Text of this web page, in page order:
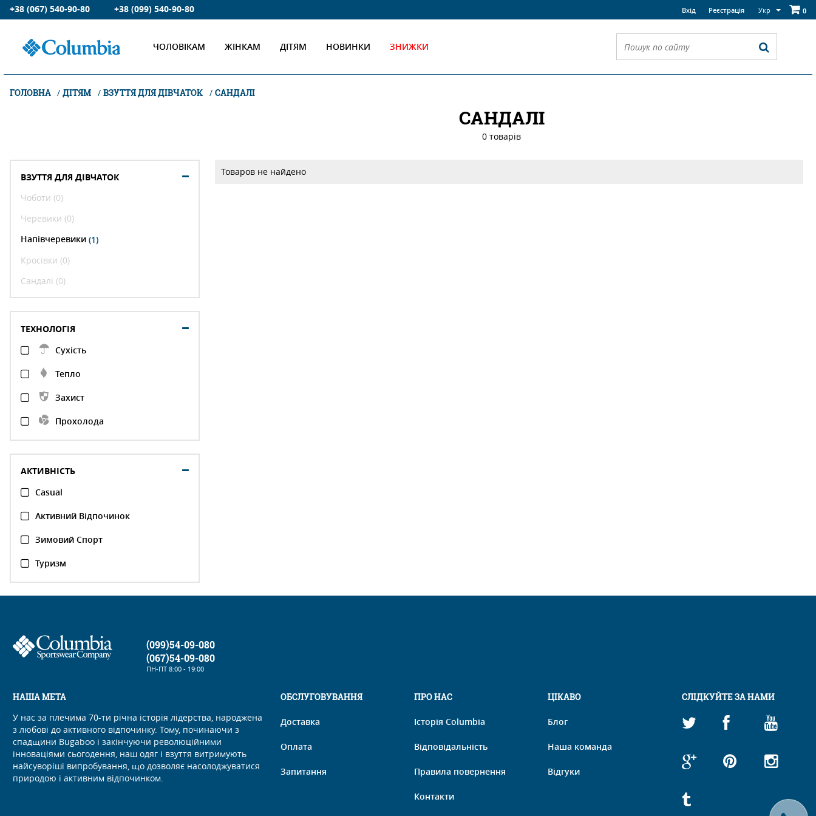
+38 (067) 540-90-80 +38 (099) 540-90-80 Вхід Реєстрація Укр 0
ЧОЛОВІКАМ ЖІНКАМ ДІТЯМ НОВИНКИ ЗНИЖКИ
ГОЛОВНА ДІТЯМ ВЗУТТЯ ДЛЯ ДІВЧАТОК САНДАЛІ
САНДАЛІ
0 товарiв
ВЗУТТЯ ДЛЯ ДІВЧАТОК
Чоботи (0)
Черевики (0)
Напівчеревики(1)
Кросівки (0)
Сандалі (0)
ТЕХНОЛОГІЯ
Сухість
Тепло
Захист
Прохолода
АКТИВНІСТЬ
Casual
Активний Відпочинок
Зимовий Спорт
Туризм
Товаров не найдено
(099)54-09-080
(067)54-09-080
ПН-ПТ 8:00 - 19:00
НАША МЕТА
У нас за плечима 70-ти річна історія лідерства, народжена
з любові до активного відпочинку. Тому, починаючи з
спадщини Bugaboo і закінчуючи революційними
інноваціями сьогодення, наш одяг і взуття витримують
найсуворіші випробування, що дозволяє насолоджуватися
природою і активним відпочинком.
ОБСЛУГОВУВАННЯ
Доставка
Оплата
Запитання
ПРО НАС
Історія Columbia
Відповідальність
Правила повернення
Контакти
ЦІКАВО
Блог
Наша команда
Відгуки
СЛІДКУЙТЕ ЗА НАМИ